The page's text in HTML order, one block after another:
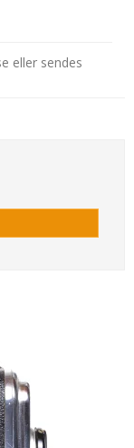
eller sendes